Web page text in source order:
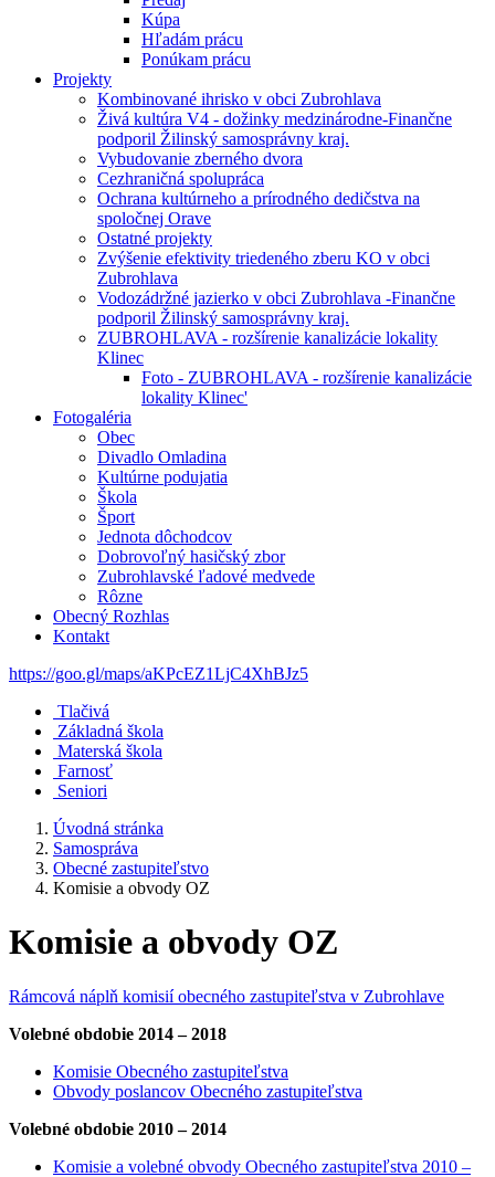
Kúpa
Hľadám prácu
Ponúkam prácu
Projekty
Kombinované ihrisko v obci Zubrohlava
Živá kultúra V4 - dožinky medzinárodne-Finančne
podporil Žilinský samosprávny kraj.
Vybudovanie zberného dvora
Cezhraničná spolupráca
Ochrana kultúrneho a prírodného dedičstva na
spoločnej Orave
Ostatné projekty
Zvýšenie efektivity triedeného zberu KO v obci
Zubrohlava
Vodozádržné jazierko v obci Zubrohlava -Finančne
podporil Žilinský samosprávny kraj.
ZUBROHLAVA - rozšírenie kanalizácie lokality
Klinec
Foto - ZUBROHLAVA - rozšírenie kanalizácie
lokality Klinec'
Fotogaléria
Obec
Divadlo Omladina
Kultúrne podujatia
Škola
Šport
Jednota dôchodcov
Dobrovoľný hasičský zbor
Zubrohlavské ľadové medvede
Rôzne
Obecný Rozhlas
Kontakt
https://goo.gl/maps/aKPcEZ1LjC4XhBJz5
Tlačivá
Základná škola
Materská škola
Farnosť
Seniori
Úvodná stránka
Samospráva
Obecné zastupiteľstvo
Komisie a obvody OZ
Komisie a obvody OZ
Rámcová náplň komisií obecného zastupiteľstva v Zubrohlave
Volebné obdobie 2014 – 2018
Komisie Obecného zastupiteľstva
Obvody poslancov Obecného zastupiteľstva
Volebné obdobie 2010 – 2014
Komisie a volebné obvody Obecného zastupiteľstva 2010 –